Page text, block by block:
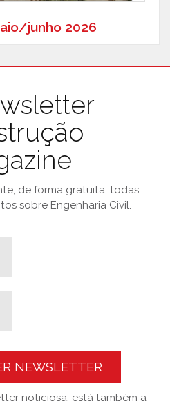
junho 2026
de forma gratuita, todas
sobre Engenharia Civil.
NEWSLETTER
noticiosa, está também a